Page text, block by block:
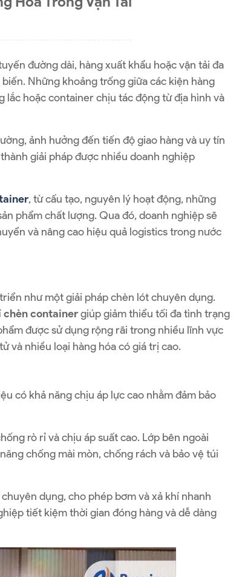
đường dài, hàng xuất khẩu hoặc vận tải đa
Những khoảng trống giữa các kiện hàng
hoặc container chịu tác động từ địa hình và
ảnh hưởng đến tiến độ giao hàng và uy tín
giải pháp được nhiều doanh nghiệp
, từ cấu tạo, nguyên lý hoạt động, những
phẩm chất lượng. Qua đó, doanh nghiệp sẽ
và nâng cao hiệu quả logistics trong nước
như một giải pháp chèn lót chuyên dụng.
chèn containergiúp giảm thiểu tối đa tình trạng
được sử dụng rộng rãi trong nhiều lĩnh vực
và nhiều loại hàng hóa có giá trị cao.
có khả năng chịu áp lực cao nhằm đảm bảo
rò rỉ và chịu áp suất cao. Lớp bên ngoài
chống mài mòn, chống rách và bảo vệ túi
dụng, cho phép bơm và xả khí nhanh
tiết kiệm thời gian đóng hàng và dễ dàng